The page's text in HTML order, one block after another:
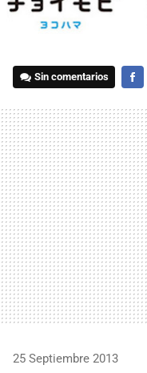
Sin comentarios
25 Septiembre 2013